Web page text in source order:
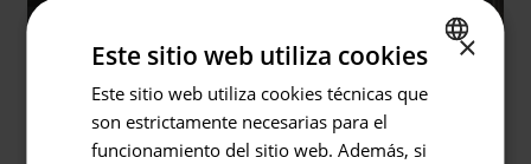
Volver
SPANISH
×
Este sitio web utiliza cookies
Este sitio web utiliza cookies técnicas que
son estrictamente necesarias para el
funcionamiento del sitio web. Además, si